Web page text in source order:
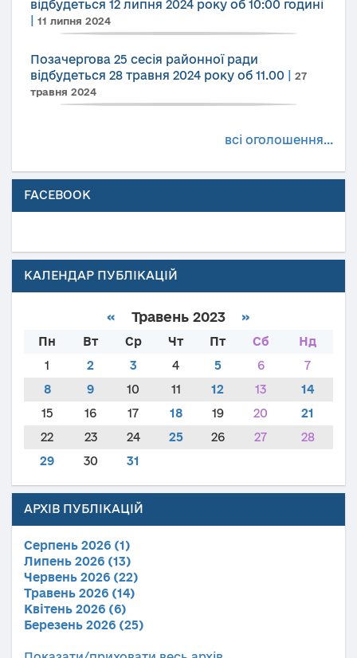
відбудеться 12 липня 2024 року об 10:00 годині
11 липня 2024
Позачергова 25 сесія районної ради
відбудеться 28 травня 2024 року об 11.00
27
травня 2024
всі оголошення...
FACEBOOK
КАЛЕНДАР ПУБЛІКАЦІЙ
« Травень 2023 »
Пн Вт Ср Чт Пт Сб
Нд
1
2 3 4 5 6
7
8
9 10 11 12 13
14
15
16 17 18 19 20
21
22
23 24 25 26 27
28
29
30 31
АРХІВ ПУБЛІКАЦІЙ
Серпень 2026 (1)
Липень 2026 (13)
Червень 2026 (22)
Травень 2026 (14)
Квітень 2026 (6)
Березень 2026 (25)